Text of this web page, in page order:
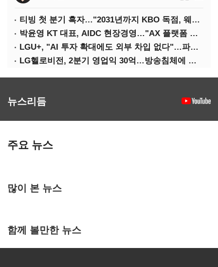
티빙 첫 분기 흑자…"2031년까지 KBO 독점, 웨이브 합병도 속도"
박윤영 KT 대표, AIDC 현장경영…"AX 플랫폼 핵심 인프라로 키운다"
LGU+, "AI 투자 확대에도 외부 차입 없다"…파주 AIDC 수익성 자신
LG헬로비전, 2분기 영업익 30억…방송침체에 교육용 단말 시장도 축소
뉴스리듬
주요 뉴스
많이 본 뉴스
함께 볼만한 뉴스